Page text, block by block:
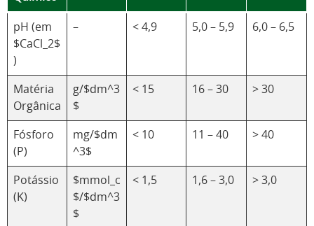
pH (em
$CaCl_2$
)
– < 4,9 5,0 – 5,9 6,0 – 6,5
Matéria
Orgânica
g/$dm^3
$
< 15 16 – 30 > 30
Fósforo
(P)
mg/$dm
^3$
< 10 11 – 40 > 40
Potássio
(K)
$mmol_c
$/$dm^3
$
< 1,5 1,6 – 3,0 > 3,0